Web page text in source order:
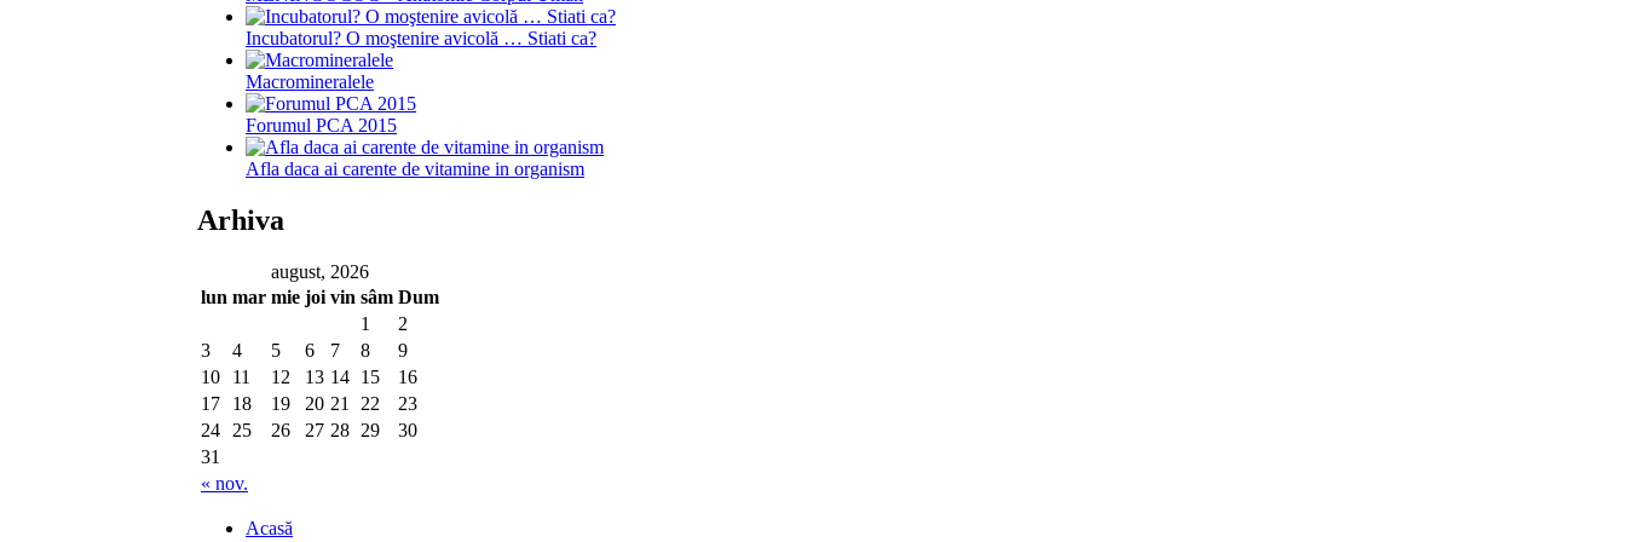
Incubatorul? O moştenire avicolă … Stiati ca?
Macromineralele
Forumul PCA 2015
Afla daca ai carente de vitamine in organism
Arhiva
august, 2026
lun mar mie joi vin sâm Dum
« nov.
1
2
3
4 5 6 7 8
9
10
11 12 13 14 15
16
17
18 19 20 21 22
23
24
25 26 27 28 29
30
31
Acasă